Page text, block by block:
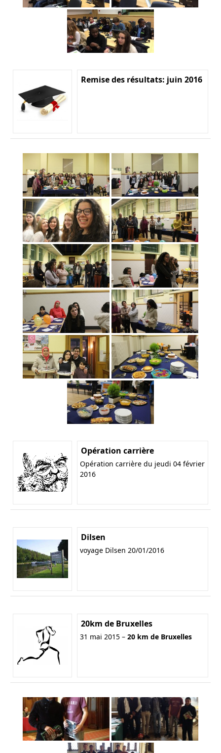
Remise des résultats: juin 2016
Opération carrière
Opération carrière du jeudi 04 février
2016
Dilsen
voyage Dilsen 20/01/2016
20km de Bruxelles
31 mai 2015 – 20 km de Bruxelles